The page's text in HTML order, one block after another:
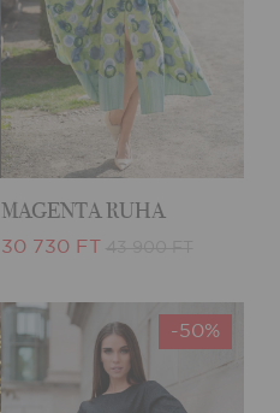
MAGENTA RUHA
30 730 FT
-50%